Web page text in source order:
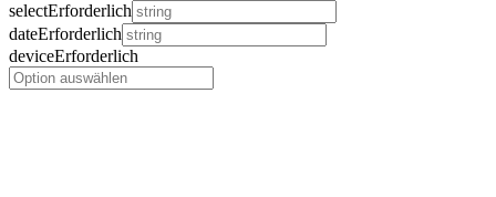
selectErforderlich
dateErforderlich
deviceErforderlich